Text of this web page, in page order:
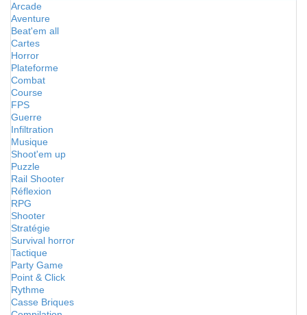
Arcade
Aventure
Beat'em all
Cartes
Horror
Plateforme
Combat
Course
FPS
Guerre
Infiltration
Musique
Shoot'em up
Puzzle
Rail Shooter
Réflexion
RPG
Shooter
Stratégie
Survival horror
Tactique
Party Game
Point & Click
Rythme
Casse Briques